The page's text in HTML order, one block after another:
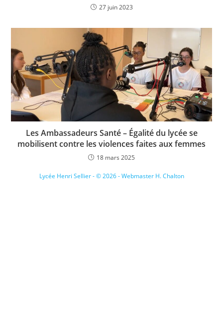
27 juin 2023
Les Ambassadeurs Santé – Égalité du lycée se
mobilisent contre les violences faites aux femmes
18 mars 2025
Lycée Henri Sellier - © 2026 - Webmaster H. Chalton